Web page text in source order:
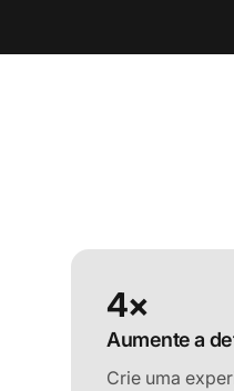
4×
Aumente a
Crie uma